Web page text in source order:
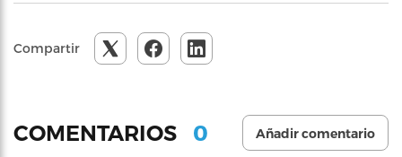
Compartir
COMENTARIOS 0 Añadir comentario